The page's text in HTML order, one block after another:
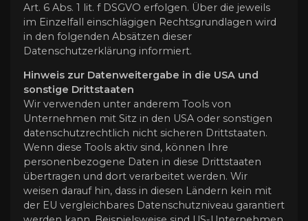
Art. 6 Abs. 1 lit. f DSGVO erfolgen. Über die jeweils
im Einzelfall einschlägigen Rechtsgrundlagen wird
in den folgenden Absätzen dieser
Datenschutzerklärung informiert.
Hinweis zur Datenweitergabe in die USA und
sonstige Drittstaaten
Wir verwenden unter anderem Tools von
Unternehmen mit Sitz in den USA oder sonstigen
datenschutzrechtlich nicht sicheren Drittstaaten.
Wenn diese Tools aktiv sind, können Ihre
personenbezogene Daten in diese Drittstaaten
übertragen und dort verarbeitet werden. Wir
weisen darauf hin, dass in diesen Ländern kein mit
der EU vergleichbares Datenschutzniveau garantiert